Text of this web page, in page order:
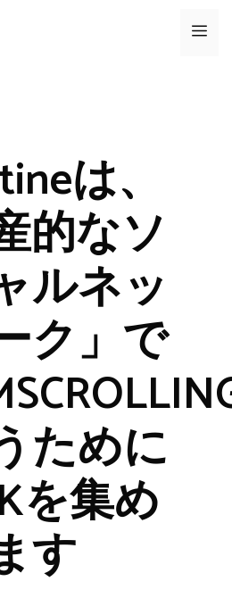
メ
は、
的なソ
ルネッ
ク」で
ために
を集め
す